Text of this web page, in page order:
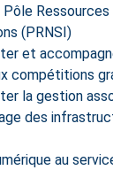
(PRNSI)
et
compétitions
la gestion
des
au